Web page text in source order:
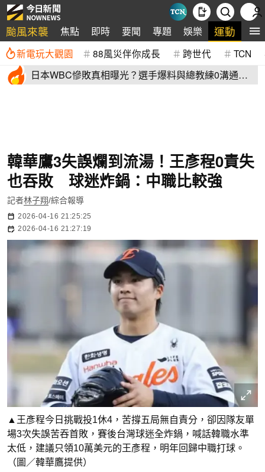
颱風來襲 焦點 即時 要聞 專題 娛樂 運動 全
新電玩大觀園 88風災伴你成長 跨世代 TCN
日本WBC慘敗真相曝光？選手爆料與總教練0溝通
韓華鷹3失誤爛到流湯！王彥程0責失
也吞敗 球迷炸鍋：中職比較強
記者林子翔/綜合報導
2026-04-16 21:25:25
2026-04-16 21:27:19
▲王彥程今日挑戰投1休4，苦撐五局無自責分，卻因隊友單
場3次失誤苦吞首敗，賽後台灣球迷全炸鍋，喊話韓職水準
太低，建議只領10萬美元的王彥程，明年回歸中職打球。
（圖／韓華鷹提供）